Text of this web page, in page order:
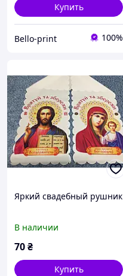
Купить
Bello-print 100%
Яркий свадебный рушник
В наличии
70₴
Купить